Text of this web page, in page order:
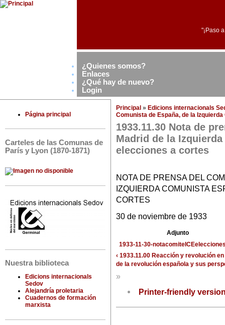
"¡Paso
¿Quienes somos?
Enlaces
¿Qué hay de nuevo?
Login
Página principal
Carteles de las Comunas de
París y Lyon (1870-1871)
Nuestra biblioteca
Edicions internacionals
Sedov
Alejandría proletaria
Cuadernos de formación
marxista
Principal » Edicions internacionals
Comunista de España, de la
1933.11.30 Nota de
Madrid de la
elecciones a cortes
NOTA DE PRENSA DEL
IZQUIERDA COMUNISTA
CORTES
30 de noviembre de 1933
Adjunto
1933-11-30-
‹ 1933.11.00 Reacción y revolución
de la revolución española y sus
»
Printer-friendly